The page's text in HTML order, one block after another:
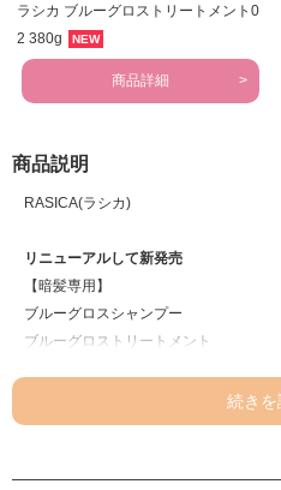
ラシカ ブルーグロストリートメント0
2 380g
NEW
商品詳細
商品説明
RASICA(ラシカ)
リニューアルして新発売
【暗髪専用】
ブルーグロスシャンプー
ブルーグロストリートメント
「史上最高※1のなめらかな暗艶髪へ」
＜ブルーグロスシャンプー＞